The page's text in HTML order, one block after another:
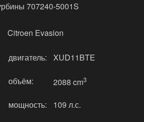
707240-5001S
Citroen Evasion
двигатель: XUD11BTE
объём: 2088 cm3
мощность: 109 л.с.